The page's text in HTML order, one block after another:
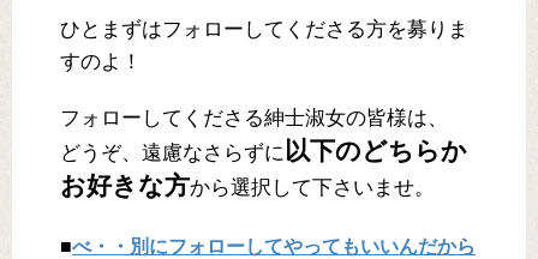
ひとまずはフォローしてくださる方を募りま
すのよ！
フォローしてくださる紳士淑女の皆様は、
どうぞ、遠慮なさらずに以下のどちらか
お好きな方から選択して下さいませ。
■べ・・別にフォローしてやってもいいんだから